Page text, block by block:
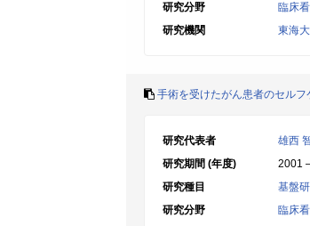
研究分野
臨床
研究機関
東海
手術を受けたがん患者のセル
研究代表者
雄西
研究期間 (年度)
2001
研究種目
基盤
研究分野
臨床